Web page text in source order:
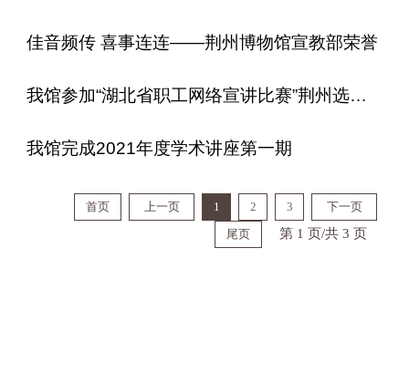
佳音频传 喜事连连——荆州博物馆宣教部荣誉
我馆参加“湖北省职工网络宣讲比赛”荆州选拔赛并获奖
我馆完成2021年度学术讲座第一期
首页 上一页 1 2 3
下一页
尾页
第 1 页/共 3 页